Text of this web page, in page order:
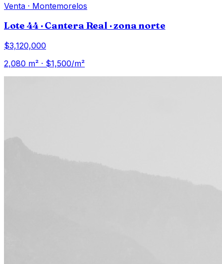
Venta · Montemorelos
Lote 44 · Cantera Real · zona norte
$3,120,000
2,080 m² · $1,500/m²